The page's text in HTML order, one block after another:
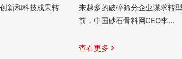
新和科技成果转
来越多的破碎筛分企业谋求转
前，中国砂石骨料网CEO李…
查看更多